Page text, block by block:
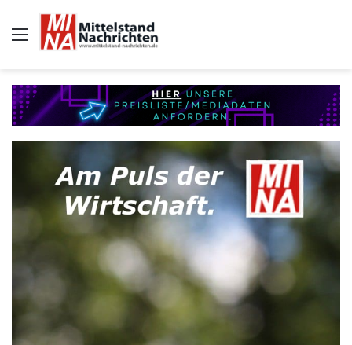
Auswahl